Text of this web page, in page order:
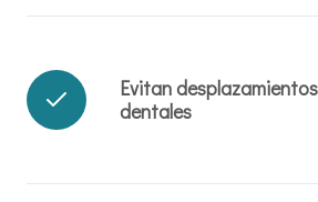
Evitan
dentales